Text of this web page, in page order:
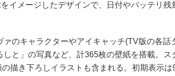
イメージしたデザインで、日付やバッテリ残
のキャラクターやアイキャッチ(TV版の各話
しと」の写真など、計365枚の壁紙を搭載。ス
描き下ろしイラストも含まれる。初期表示は